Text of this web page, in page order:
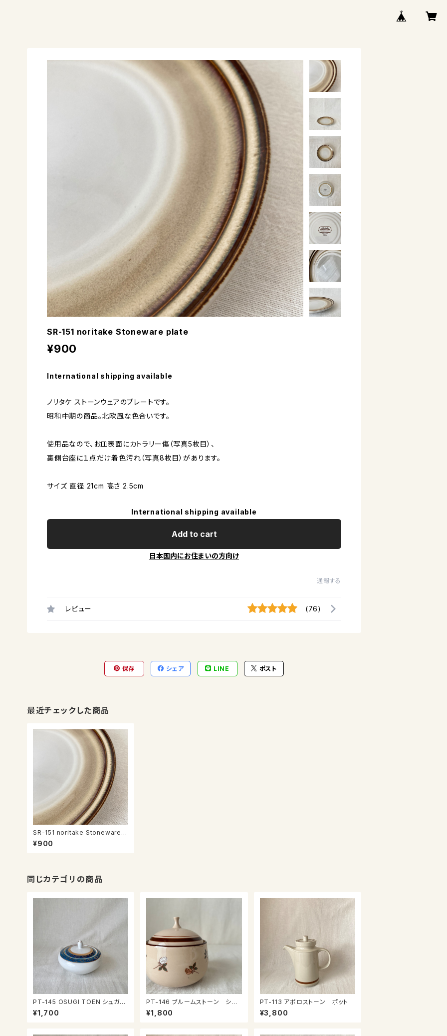
SR-151 noritake Stoneware plate
¥900
International shipping available
ノリタケ ストーンウェアのプレートです。
昭和中期の商品。北欧風な色合いです。
使用品なので、お皿表面にカトラリー傷（写真5枚目）、
裏側台座に１点だけ着色汚れ（写真8枚目）があります。
サイズ 直径 21cm 高さ 2.5cm
International shipping available
Add to cart
日本国内にお住まいの方向け
通報する
レビュー (76)
保存 シェア LINE ポスト
最近チェックした商品
SR-151 noritake Stoneware p
late
¥900
同じカテゴリの商品
PT-145 OSUGI TOEN シュガー
ポット
¥1,700
PT-146 ブルームストーン シュ
ガーポット
¥1,800
PT-113 アポロストーン ポット
¥3,800